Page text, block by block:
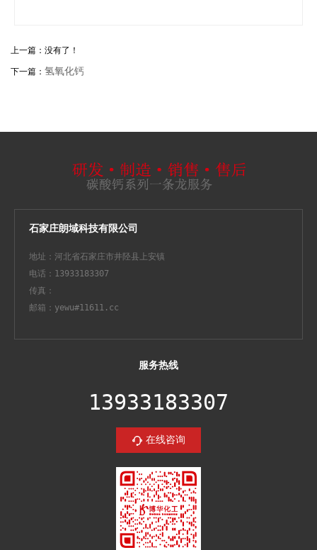
上一篇：没有了！
下一篇： 氢氧化钙
石家庄朗域科技有限公司
地址：河北省石家庄市井陉县上安镇
电话：13933183307
传真：
邮箱：yewu#11611.cc
服务热线
13933183307
在线咨询